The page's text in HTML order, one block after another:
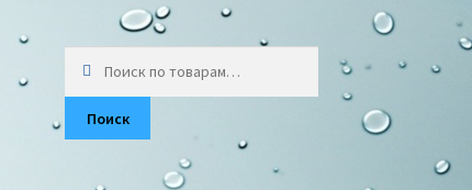
Поиск